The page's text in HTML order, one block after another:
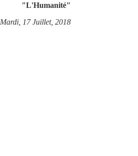
"L'Humanité"
Mardi, 17 Juillet, 2018